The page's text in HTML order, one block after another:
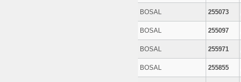
BOSAL 255073
BOSAL 255097
BOSAL 255971
BOSAL 255855